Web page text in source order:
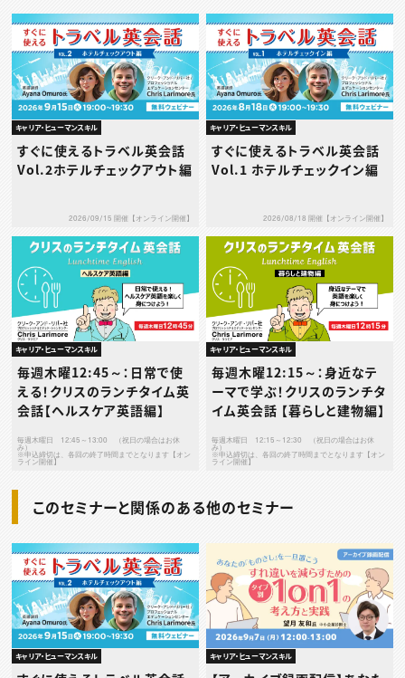
キャリア・ヒューマンスキル
すぐに使えるトラベル英会話
Vol.2ホテルチェックアウト編
2026/09/15 開催【オンライン開催】
キャリア・ヒューマンスキル
すぐに使えるトラベル英会話
Vol.1 ホテルチェックイン編
2026/08/18 開催【オンライン開催】
キャリア・ヒューマンスキル
毎週木曜12:45～：日常で使
える！クリスのランチタイム英
会話【ヘルスケア英語編】
毎週木曜日 12:45～13:00 （祝日の場合はお休
み）
※申込締切は、各回の終了時間までとなります【オン
ライン開催】
キャリア・ヒューマンスキル
毎週木曜12:15～：身近なテ
ーマで学ぶ！クリスのランチタ
イム英会話 【暮らしと建物編】
毎週木曜日 12:15～12:30 （祝日の場合はお休
み）
※申込締切は、各回の終了時間までとなります【オン
ライン開催】
このセミナーと関係のある他のセミナー
キャリア・ヒューマンスキル キャリア・ヒューマンスキル